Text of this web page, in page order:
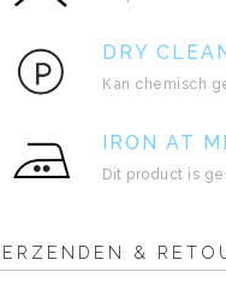
DRY
Kan chemisch
IRON AT
Dit product is
&